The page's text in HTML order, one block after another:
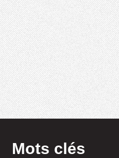
Mots clés